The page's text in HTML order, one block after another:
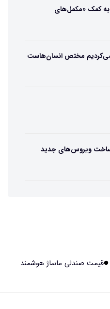
زنان بالای ۳۵ سال به کمک «مکمل‌های
مختص انسان‌هاست
ویروس‌های جدید
قیمت صندلی ماساژ هوشمند